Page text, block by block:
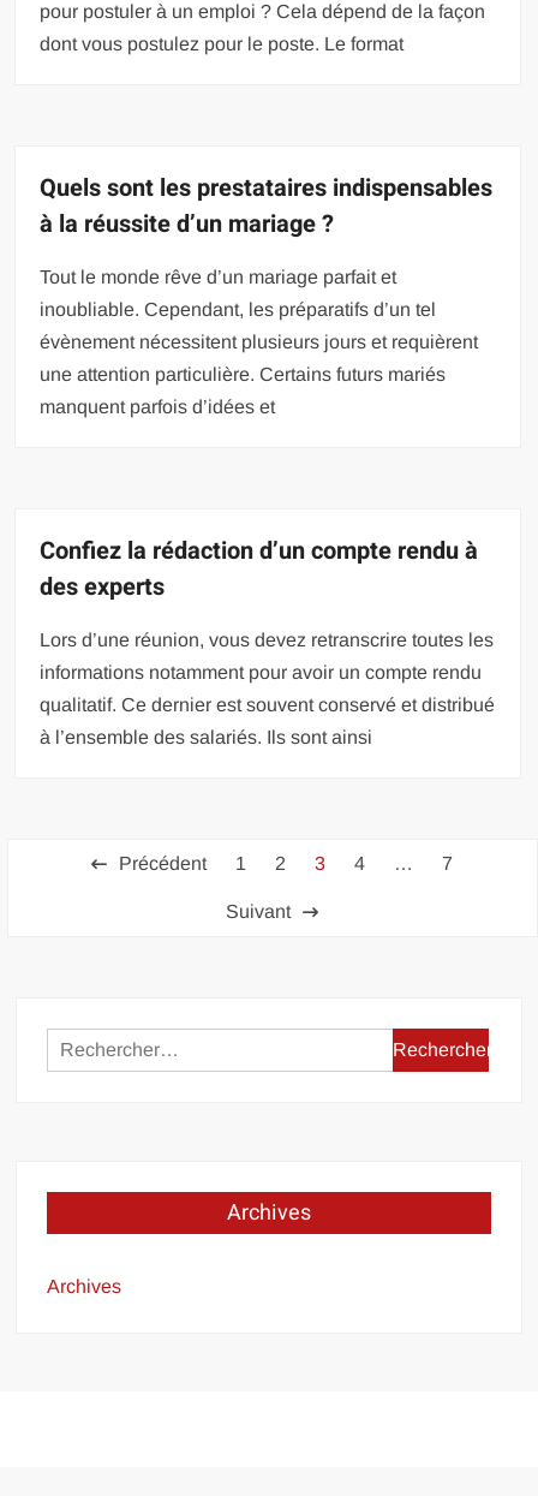
pour postuler à un emploi ? Cela dépend de la façon
dont vous postulez pour le poste. Le format
Quels sont les prestataires indispensables
à la réussite d’un mariage ?
Tout le monde rêve d’un mariage parfait et
inoubliable. Cependant, les préparatifs d’un tel
évènement nécessitent plusieurs jours et requièrent
une attention particulière. Certains futurs mariés
manquent parfois d’idées et
Confiez la rédaction d’un compte rendu à
des experts
Lors d’une réunion, vous devez retranscrire toutes les
informations notamment pour avoir un compte rendu
qualitatif. Ce dernier est souvent conservé et distribué
à l’ensemble des salariés. Ils sont ainsi
Pagination
Précédent 1 2 3 4 … 7
Suivant
Rechercher :
Archives
Archives